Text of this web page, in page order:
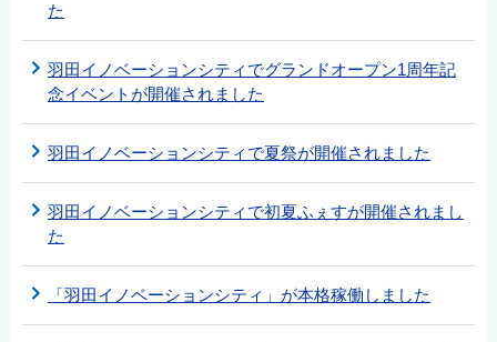
た
羽田イノベーションシティでグランドオープン1周年記
念イベントが開催されました
羽田イノベーションシティで夏祭が開催されました
羽田イノベーションシティで初夏ふぇすが開催されまし
た
「羽田イノベーションシティ」が本格稼働しました